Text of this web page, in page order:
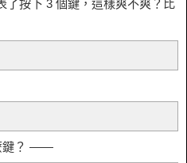
了按下 3 個鍵，這樣爽不爽？比
鍵？ ——